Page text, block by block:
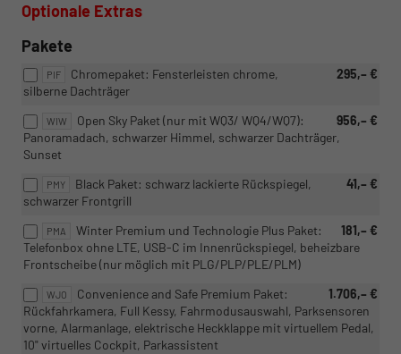
Optionale Extras
Pakete
PIF 295,– €
Chromepaket: Fensterleisten chrome,
silberne Dachträger
WIW 956,– €
Open Sky Paket (nur mit WQ3/ WQ4/WQ7):
Panoramadach, schwarzer Himmel, schwarzer Dachträger,
Sunset
PMY 41,– €
Black Paket: schwarz lackierte Rückspiegel,
schwarzer Frontgrill
PMA 181,– €
Winter Premium und Technologie Plus Paket:
Telefonbox ohne LTE, USB-C im Innenrückspiegel, beheizbare
Frontscheibe (nur möglich mit PLG/PLP/PLE/PLM)
WJO 1.706,– €
Convenience and Safe Premium Paket:
Rückfahrkamera, Full Kessy, Fahrmodusauswahl, Parksensoren
vorne, Alarmanlage, elektrische Heckklappe mit virtuellem Pedal,
10" virtuelles Cockpit, Parkassistent